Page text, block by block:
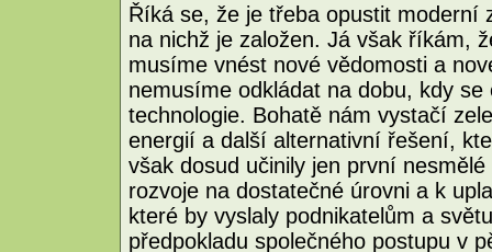
Říká se, že je třeba opustit moderní
na nichž je založen. Já však říkám,
musíme vnést nové vědomosti a
nemusíme odkládat na dobu, kdy
technologie. Bohatě nám vystačí
energií a další alternativní řešení,
však dosud učinily jen první
rozvoje na dostatečné úrovni a k
které by vyslaly podnikatelům a
předpokladu společného postupu v